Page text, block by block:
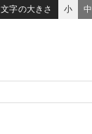
文字の大きさ 小 中